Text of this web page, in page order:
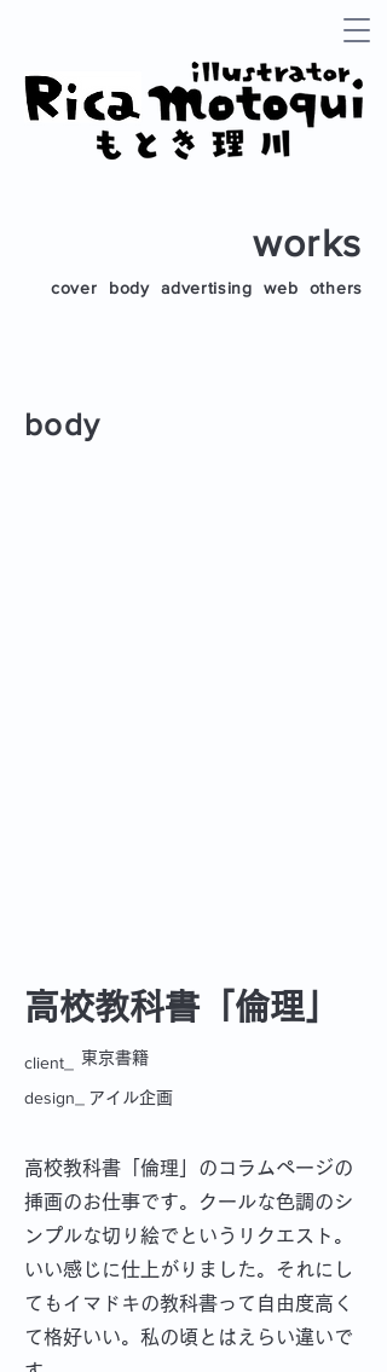
works
cover body advertising web others
body
高校教科書「倫理」
client_ 東京書籍
design_ アイル企画
高校教科書「倫理」のコラムページの
挿画のお仕事です。クールな色調のシ
ンプルな切り絵でというリクエスト。
いい感じに仕上がりました。それにし
てもイマドキの教科書って自由度高く
て格好いい。私の頃とはえらい違いで